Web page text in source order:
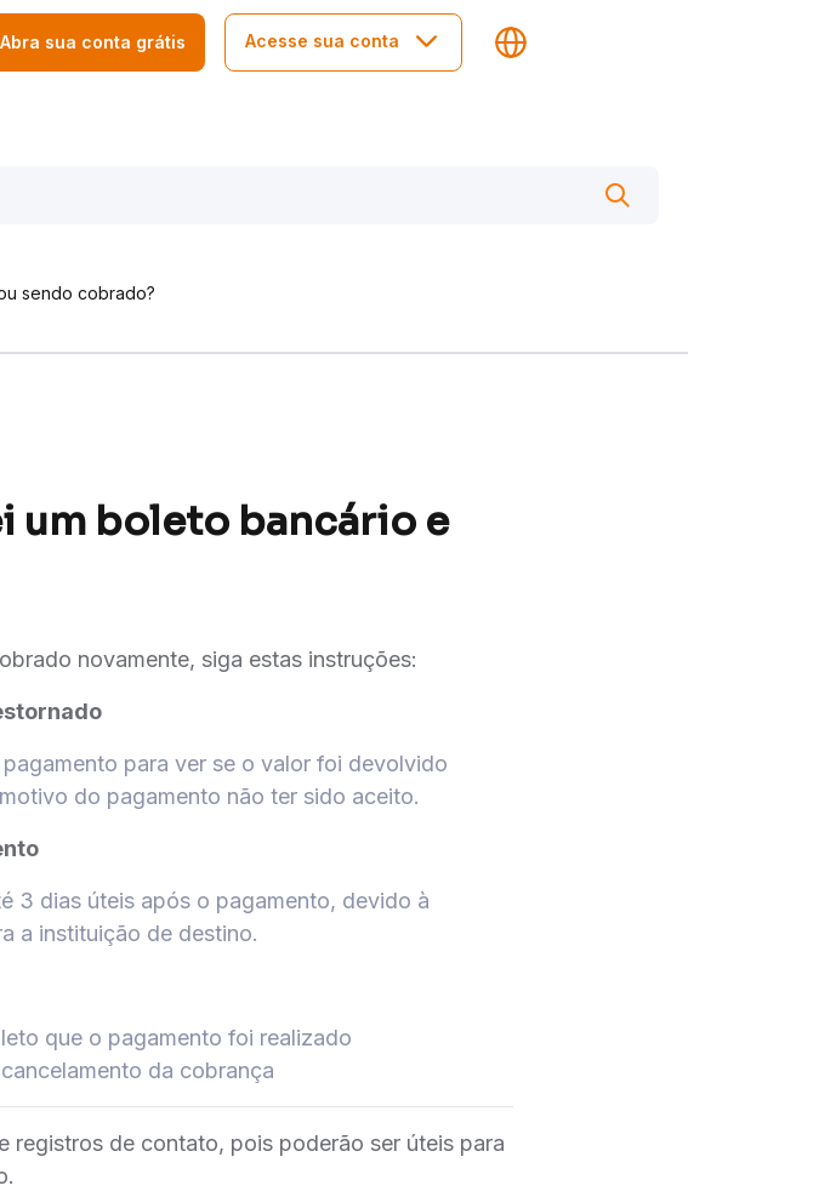
Abra sua conta grátis Acesse sua conta
sendo cobrado?
um boleto bancário e
novamente, siga estas instruções:
para ver se o valor foi devolvido
do pagamento não ter sido aceito.
3 dias úteis após o pagamento, devido à
a instituição de destino.
que o pagamento foi realizado
da cobrança
registros de contato, pois poderão ser úteis para